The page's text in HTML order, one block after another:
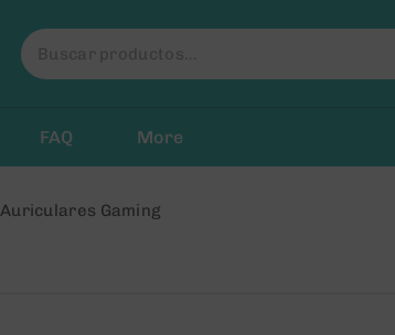
Buscar
por:
FAQ More
Auriculares Gaming